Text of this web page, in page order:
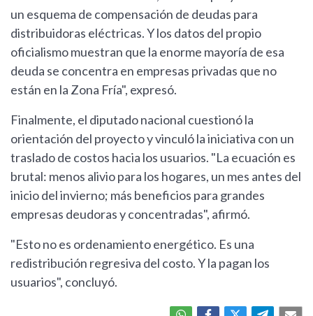
un esquema de compensación de deudas para
distribuidoras eléctricas. Y los datos del propio
oficialismo muestran que la enorme mayoría de esa
deuda se concentra en empresas privadas que no
están en la Zona Fría", expresó.
Finalmente, el diputado nacional cuestionó la
orientación del proyecto y vinculó la iniciativa con un
traslado de costos hacia los usuarios. "La ecuación es
brutal: menos alivio para los hogares, un mes antes del
inicio del invierno; más beneficios para grandes
empresas deudoras y concentradas", afirmó.
"Esto no es ordenamiento energético. Es una
redistribución regresiva del costo. Y la pagan los
usuarios", concluyó.